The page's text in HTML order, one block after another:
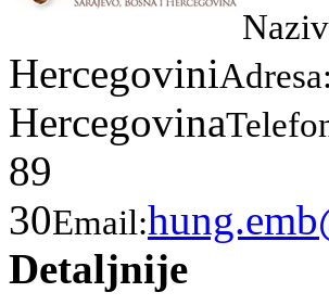
HercegoviniAdresa:
Hercegovina
89
30Email:
Detaljnije